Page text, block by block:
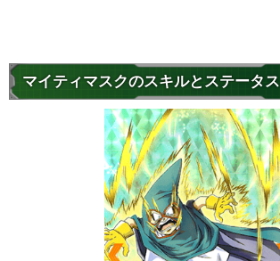
マイティマスクのスキルとステータス